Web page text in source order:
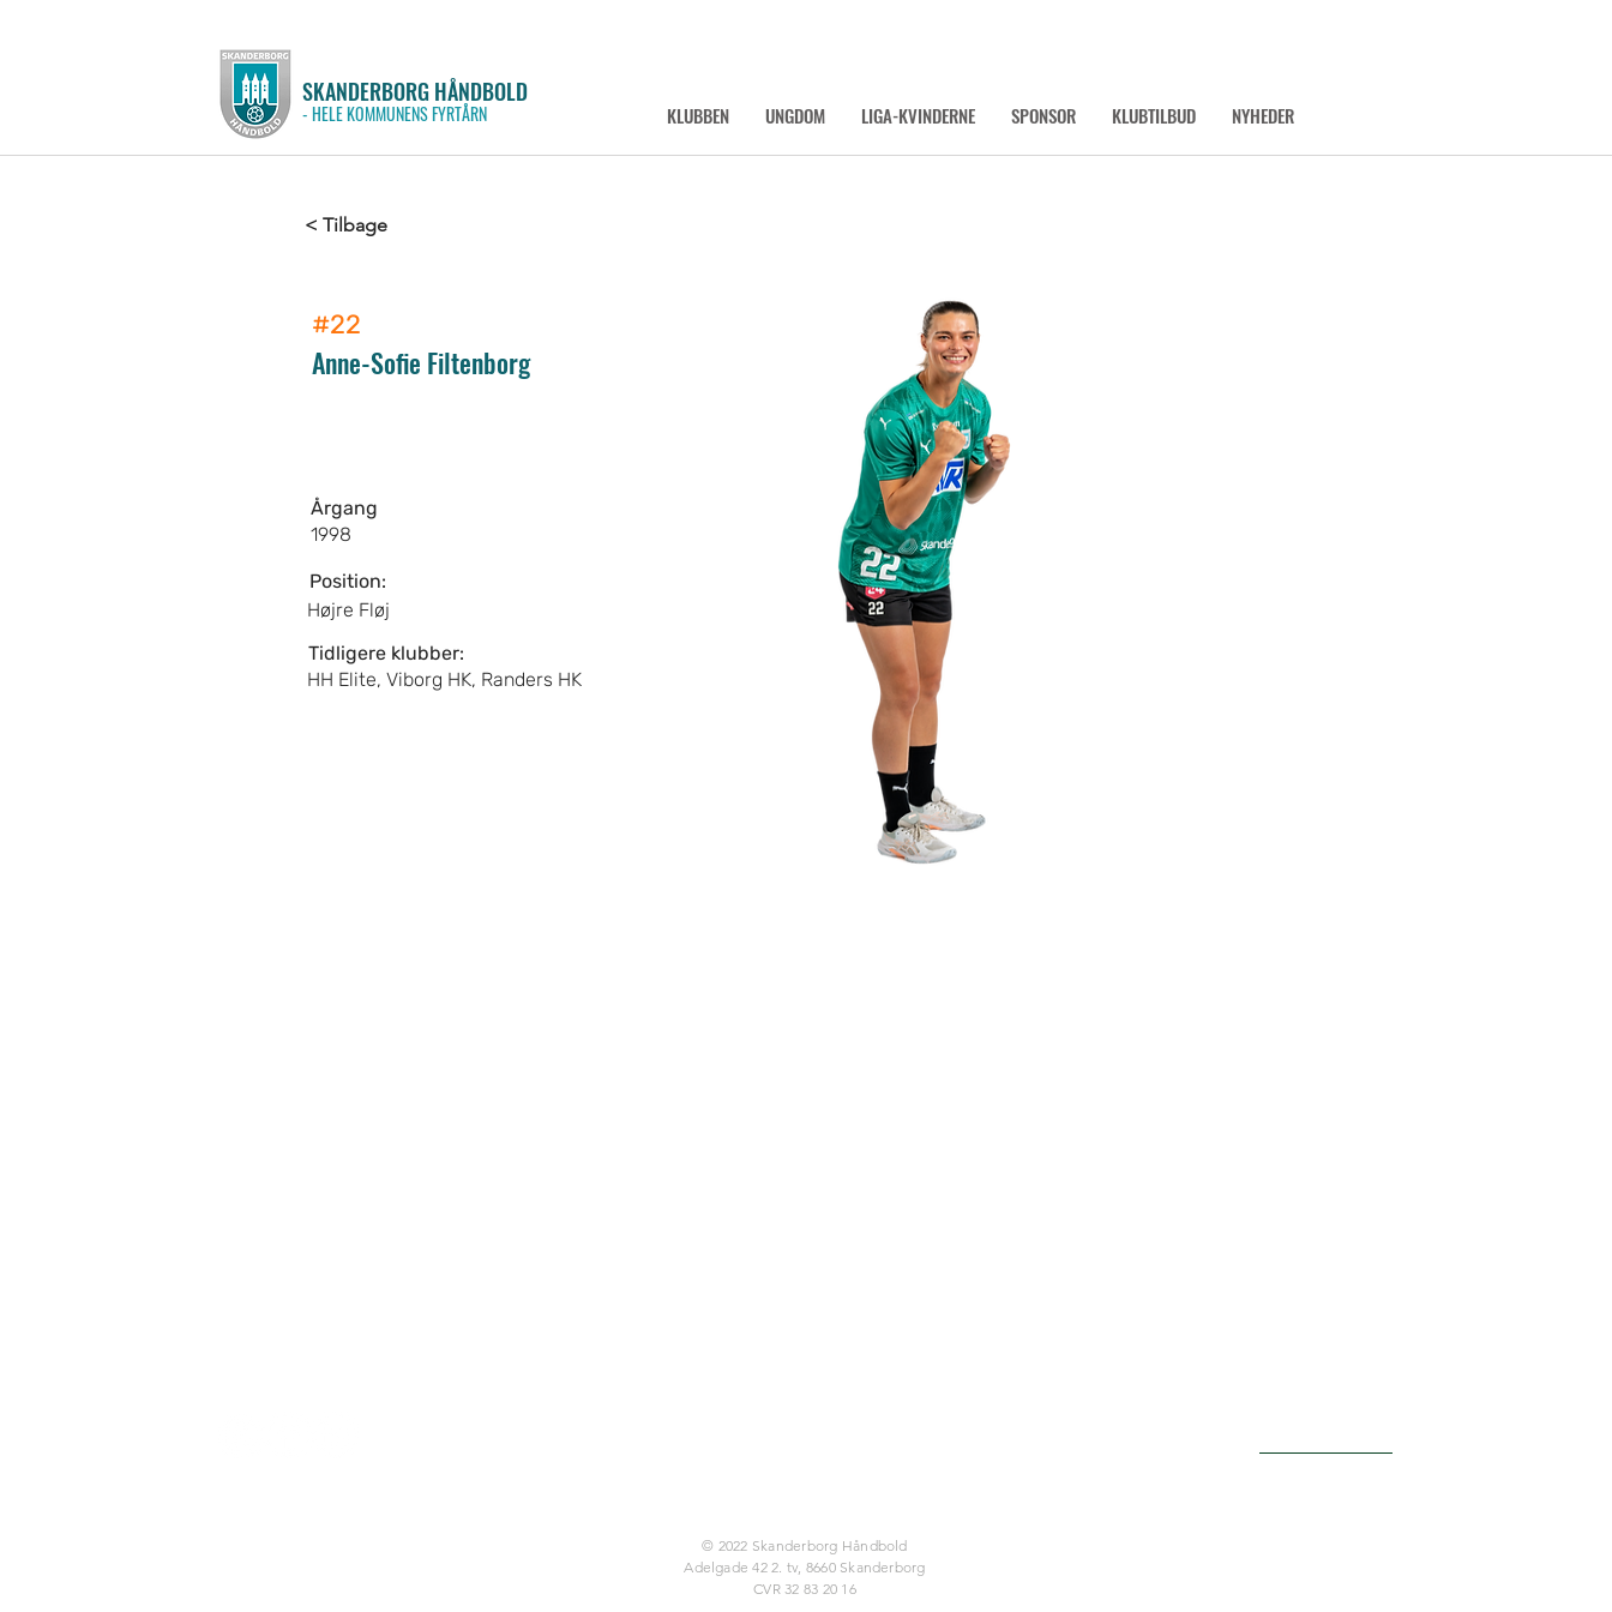
SKANDERBORG HÅNDBOLD
- HELE KOMMUNENS FYRTÅRN KLUBBEN UNGDOM LIGA-KVINDERNE SPONSOR KLUBTILBUD NYHEDER
< Tilbage
#22
Anne-Sofie Filtenborg
Årgang
1998
Position:
Højre Fløj
Tidligere klubber:
HH Elite, Viborg HK, Randers HK
© 2022 Skanderborg Håndbold
Adelgade 42 2. tv, 8660 Skanderborg
CVR 32 83 20 16